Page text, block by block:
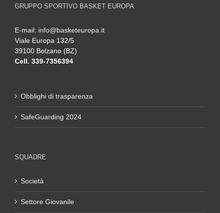
GRUPPO SPORTIVO BASKET EUROPA
E-mail: info@basketeuropa.it
Viale Europa 132/5
39100 Bolzano (BZ)
Cell. 339-7356394
Obblighi di trasparenza
SafeGuarding 2024
SQUADRE
Società
Settore Giovanile